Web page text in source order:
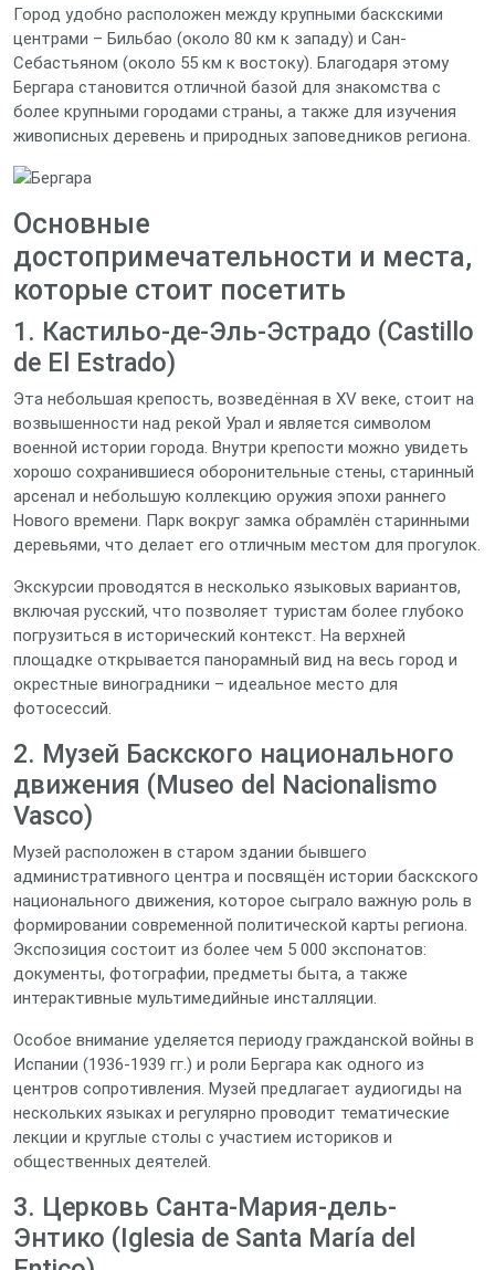
Город удобно расположен между крупными баскскими
центрами – Бильбао (около 80 км к западу) и Сан-
Себастьяном (около 55 км к востоку). Благодаря этому
Бергара становится отличной базой для знакомства с
более крупными городами страны, а также для изучения
живописных деревень и природных заповедников региона.
Основные
достопримечательности и места,
которые стоит посетить
1. Кастильо-де-Эль-Эстрадо (Castillo
de El Estrado)
Эта небольшая крепость, возведённая в XV веке, стоит на
возвышенности над рекой Урал и является символом
военной истории города. Внутри крепости можно увидеть
хорошо сохранившиеся оборонительные стены, старинный
арсенал и небольшую коллекцию оружия эпохи раннего
Нового времени. Парк вокруг замка обрамлён старинными
деревьями, что делает его отличным местом для прогулок.
Экскурсии проводятся в несколько языковых вариантов,
включая русский, что позволяет туристам более глубоко
погрузиться в исторический контекст. На верхней
площадке открывается панорамный вид на весь город и
окрестные виноградники – идеальное место для
фотосессий.
2. Музей Баскского национального
движения (Museo del Nacionalismo
Vasco)
Музей расположен в старом здании бывшего
административного центра и посвящён истории баскского
национального движения, которое сыграло важную роль в
формировании современной политической карты региона.
Экспозиция состоит из более чем 5 000 экспонатов:
документы, фотографии, предметы быта, а также
интерактивные мультимедийные инсталляции.
Особое внимание уделяется периоду гражданской войны в
Испании (1936‑1939 гг.) и роли Бергара как одного из
центров сопротивления. Музей предлагает аудиогиды на
нескольких языках и регулярно проводит тематические
лекции и круглые столы с участием историков и
общественных деятелей.
3. Церковь Санта-Мария-дель-
Энтико (Iglesia de Santa María del